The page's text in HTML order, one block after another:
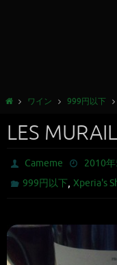
ワイン 999円以下
LES
Cameme
2010
999円以下,Xperia's